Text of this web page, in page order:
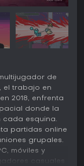
de
el trabajo en
2018, enfrenta
donde la
cada esquina.
partidas online
grupales.
móviles y
casuales